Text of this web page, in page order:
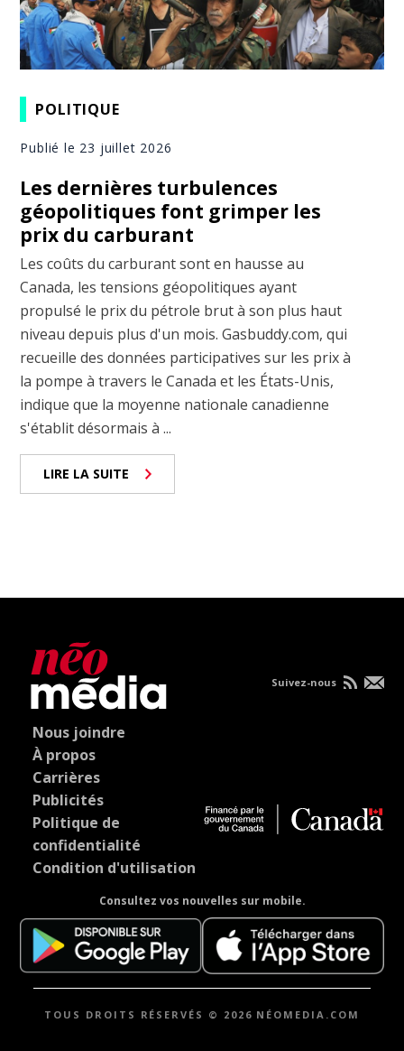
POLITIQUE
Publié le 23 juillet 2026
Les dernières turbulences
géopolitiques font grimper les
prix du carburant
Les coûts du carburant sont en hausse au
Canada, les tensions géopolitiques ayant
propulsé le prix du pétrole brut à son plus haut
niveau depuis plus d'un mois. Gasbuddy.com, qui
recueille des données participatives sur les prix à
la pompe à travers le Canada et les États-Unis,
indique que la moyenne nationale canadienne
s'établit désormais à ...
LIRE LA SUITE
Nous joindre
À propos
Carrières
Publicités
Politique de
confidentialité
Condition d'utilisation
Consultez vos nouvelles sur mobile.
Suivez-nous
TOUS DROITS RÉSERVÉS © 2026 NÉOMEDIA.COM